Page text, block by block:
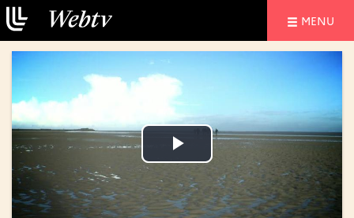
MENU
Lire
la
Lire
la